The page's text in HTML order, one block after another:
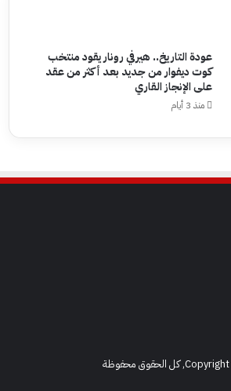
عودة التاريخ.. هيرفي رونار يقود منتخب
كوت ديفوار من جديد بعد أكثر من عقد
على الإنجاز القاري
منذ 3 أيام